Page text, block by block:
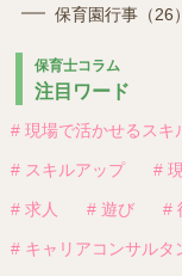
保育園行事（26）
保育士コラム
注目ワード
# 現場で活かせるスキ
# スキルアップ #
# 求人 # 遊び #
# キャリアコンサルタ